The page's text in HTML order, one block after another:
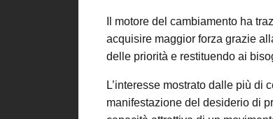
Il motore del cambiamento ha
acquisire maggior forza grazie
delle priorità e restituendo ai
L’interesse mostrato dalle più di
manifestazione del desiderio di